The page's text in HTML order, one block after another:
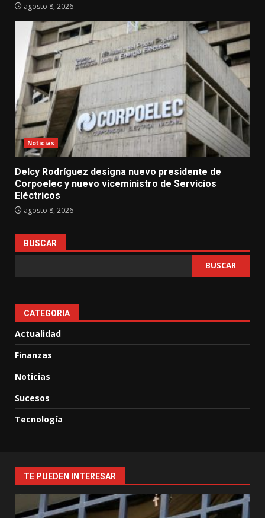
agosto 8, 2026
Noticias
Delcy Rodríguez designa nuevo presidente de
Corpoelec y nuevo viceministro de Servicios
Eléctricos
agosto 8, 2026
BUSCAR
BUSCAR
CATEGORIA
Actualidad
Finanzas
Noticias
Sucesos
Tecnología
TE PUEDEN INTERESAR